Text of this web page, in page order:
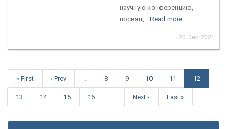
научную конференцию,
посвящ... Read more
20 Dec 2021
« First ‹ Prev 8 9 10 11 12
13 14 15 16 Next › Last »